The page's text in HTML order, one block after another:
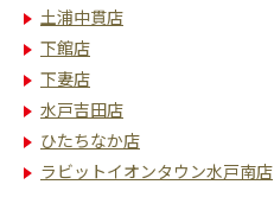
土浦中貫店
下館店
下妻店
水戸吉田店
ひたちなか店
ラビットイオンタウン水戸南店